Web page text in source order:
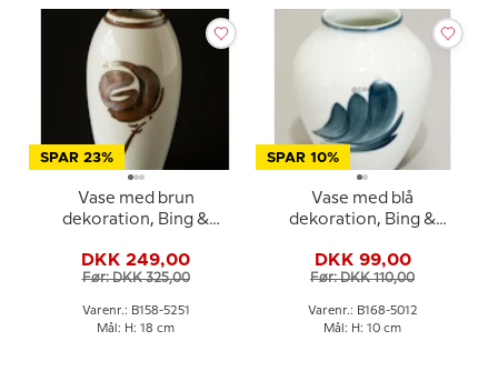
SPAR 23%
Vase med brun
dekoration, Bing &
DKK 249,00
Før: DKK 325,00
Varenr.: B158-5251
Mål: H: 18 cm
SPAR 10%
Vase med blå
dekoration, Bing &
DKK 99,00
Før: DKK 110,00
Varenr.: B168-5012
Mål: H: 10 cm